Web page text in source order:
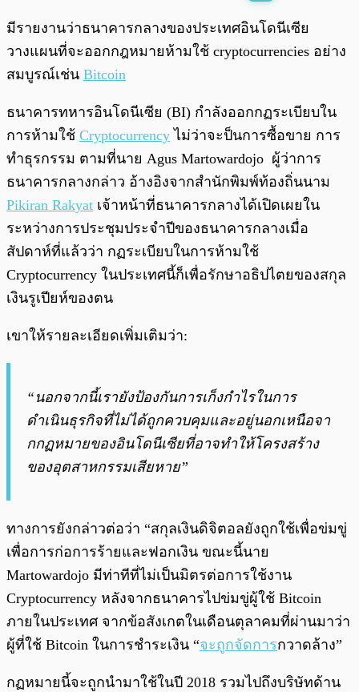
พร้อมเล่น 0:00 /
มีรายงานว่าธนาคารกลางของประเทศอินโดนีเซีย
วางแผนที่จะออกกฎหมายห้ามใช้ cryptocurrencies อย่าง
สมบูรณ์เช่น Bitcoin
ธนาคารทหารอินโดนีเซีย (BI) กำลังออกกฏระเบียบใน
การห้ามใช้ Cryptocurrency ไม่ว่าจะป็นการซื้อขาย การ
ทำธุรกรรม ตามที่นาย Agus Martowardojo ผู้ว่าการ
ธนาคารกลางกล่าว อ้างอิงจากสำนักพิมพ์ท้องถิ่นนาม
Pikiran Rakyat เจ้าหน้าที่ธนาคารกลางได้เปิดเผยใน
ระหว่างการประชุมประจำปีของธนาคารกลางเมื่อ
สัปดาห์ที่แล้วว่า กฏระเบียบในการห้ามใช้
Cryptocurrency ในประเทศนี้ก็เพื่อรักษาอธิปไตยของสกุล
เงินรูเปียห์ของตน
เขาให้รายละเอียดเพิ่มเติมว่า:
“นอกจากนี้เรายังป้องกันการเก็งกำไรในการ
ดำเนินธุรกิจที่ไม่ได้ถูกควบคุมและอยู่นอกเหนือจา
กกฏหมายของอินโดนีเซียที่อาจทำให้โครงสร้าง
ของอุตสาหกรรมเสียหาย”
ทางการยังกล่าวต่อว่า “สกุลเงินดิจิตอลยังถูกใช้เพื่อข่มขู่
เพื่อการก่อการร้ายและฟอกเงิน ขณะนี้นาย
Martowardojo มีท่าทีที่ไม่เป็นมิตรต่อการใช้งาน
Cryptocurrency หลังจากธนาคารไปข่มขู่ผู้ใช้ Bitcoin
ภายในประเทศ จากข้อสังเกตในเดือนตุลาคมที่ผ่านมาว่า
ผู้ที่ใช้ Bitcoin ในการชำระเงิน “จะถูกจัดการกวาดล้าง”
กฏหมายนี้จะถูกนำมาใช้ในปี 2018 รวมไปถึงบริษัทด้าน